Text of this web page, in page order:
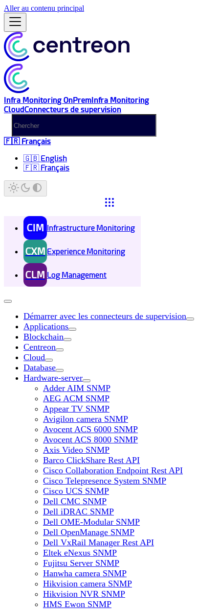
Aller au contenu principal
Infra Monitoring OnPremInfra Monitoring
CloudConnecteurs de supervision
🇫🇷 Français
🇬🇧 English
🇫🇷 Français
CIM Infrastructure Monitoring
CXM Experience Monitoring
CLM Log Management
Démarrer avec les connecteurs de supervision
Applications
Blockchain
Centreon
Cloud
Database
Hardware-server
Adder AIM SNMP
AEG ACM SNMP
Appear TV SNMP
Avigilon camera SNMP
Avocent ACS 6000 SNMP
Avocent ACS 8000 SNMP
Axis Video SNMP
Barco ClickShare Rest API
Cisco Collaboration Endpoint Rest API
Cisco Telepresence System SNMP
Cisco UCS SNMP
Dell CMC SNMP
Dell iDRAC SNMP
Dell OME-Modular SNMP
Dell OpenManage SNMP
Dell VxRail Manager Rest API
Eltek eNexus SNMP
Fujitsu Server SNMP
Hanwha camera SNMP
Hikvision camera SNMP
Hikvision NVR SNMP
HMS Ewon SNMP